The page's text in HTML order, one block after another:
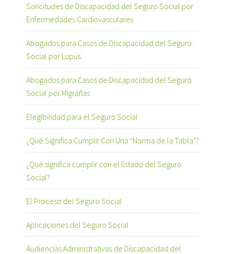
Solicitudes de Discapacidad del Seguro Social por
Enfermedades Cardiovasculares
Abogados para Casos de Discapacidad del Seguro
Social por Lupus
Abogados para Casos de Discapacidad del Seguro
Social por Migrañas
Elegibilidad para el Seguro Social
¿Qué Significa Cumplir Con Una “Norma de la Tabla”?
¿Qué significa cumplir con el listado del Seguro
Social?
El Proceso del Seguro Social
Aplicaciones del Seguro Social
Audiencias Administrativas de Discapacidad del